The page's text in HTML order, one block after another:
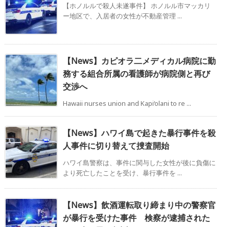
【ホノルルで殺人未遂事件】 ホノルル市マッカリ
ー地区で、入居者の女性が不動産管理 ...
【News】カピオラ二メディカル病院に勤
務する組合所属の看護師が病院側と再び
交渉へ
Hawaii nurses union and Kapi‘olani to re ...
【News】ハワイ島で起きた暴行事件を殺
人事件に切り替えて捜査開始
ハワイ島警察は、事件に関与した女性が後に負傷に
より死亡したことを受け、暴行事件を ...
【News】飲酒運転取り締まり中の警察官
が暴行を受けた事件 検察が逮捕された